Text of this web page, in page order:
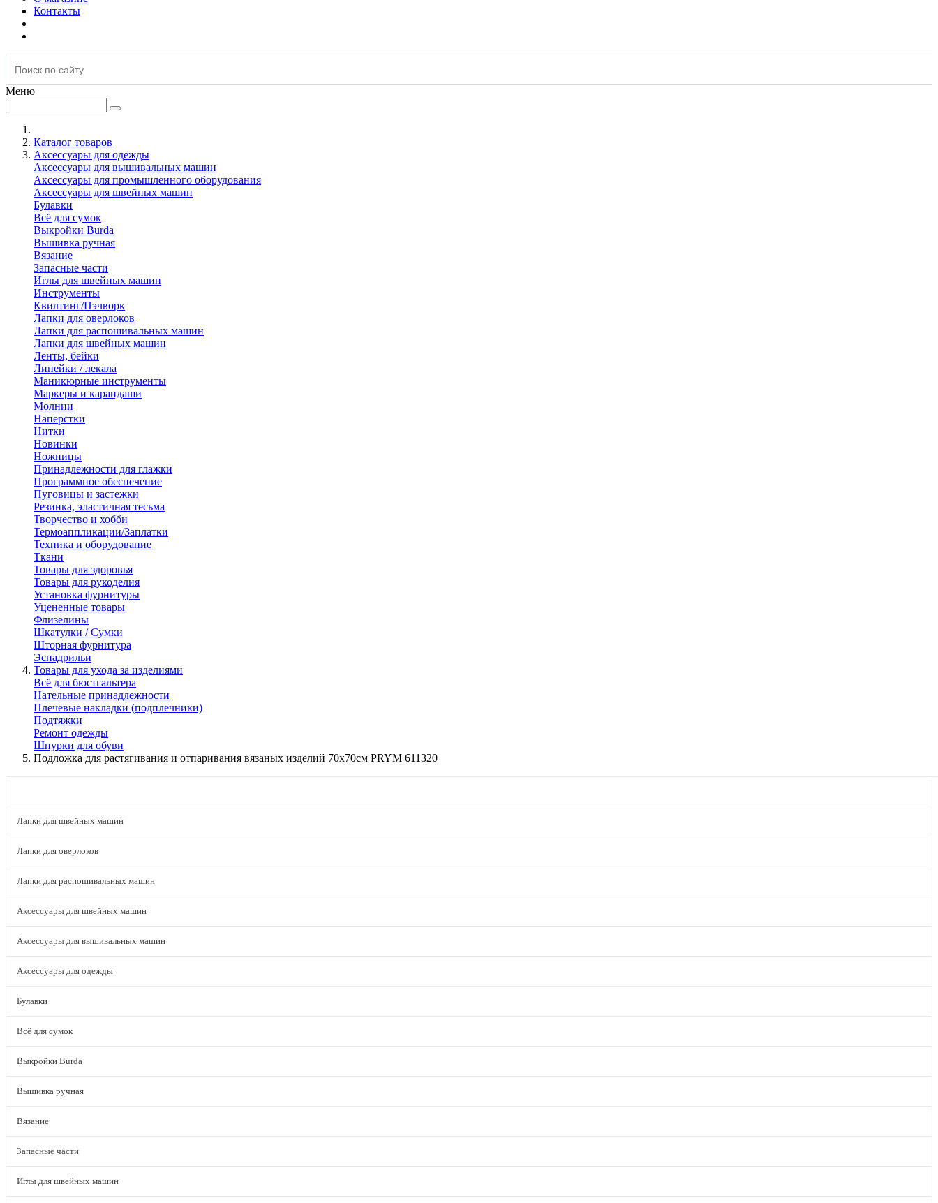
Контакты
Меню
Каталог товаров
Аксессуары для одежды
Аксессуары для вышивальных машин
Аксессуары для промышленного оборудования
Аксессуары для швейных машин
Булавки
Всё для сумок
Выкройки Burda
Вышивка ручная
Вязание
Запасные части
Иглы для швейных машин
Инструменты
Квилтинг/Пэчворк
Лапки для оверлоков
Лапки для распошивальных машин
Лапки для швейных машин
Ленты, бейки
Линейки / лекала
Маникюрные инструменты
Маркеры и карандаши
Молнии
Наперстки
Нитки
Новинки
Ножницы
Принадлежности для глажки
Программное обеспечение
Пуговицы и застежки
Резинка, эластичная тесьма
Творчество и хобби
Термоаппликации/Заплатки
Техника и оборудование
Ткани
Товары для здоровья
Товары для рукоделия
Установка фурнитуры
Уцененные товары
Флизелины
Шкатулки / Сумки
Шторная фурнитура
Эспадрильи
Товары для ухода за изделиями
Всё для бюстгальтера
Нательные принадлежности
Плечевые накладки (подплечники)
Подтяжки
Ремонт одежды
Шнурки для обуви
Подложка для растягивания и отпаривания вязаных изделий 70х70см PRYM 611320
Лапки для швейных машин
Лапки для оверлоков
Лапки для распошивальных машин
Аксессуары для швейных машин
Аксессуары для вышивальных машин
Аксессуары для одежды
Булавки
Всё для сумок
Выкройки Burda
Вышивка ручная
Вязание
Запасные части
Иглы для швейных машин